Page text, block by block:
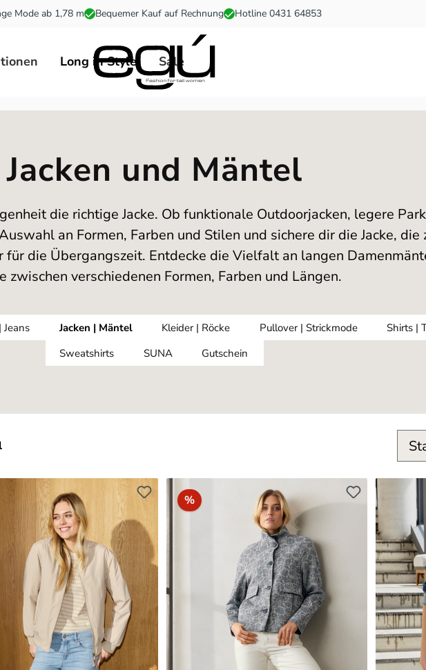
Mode ab 1,78 m Bequemer Kauf auf Rechnung Hotline 0431 64853
Long in Style Sale
Jacken und Mäntel
die richtige Jacke. Ob funktionale Outdoorjacken, legere
an Formen, Farben und Stilen und sichere dir die Jacke, die
die Übergangszeit. Entdecke die Vielfalt an langen
zwischen verschiedenen Formen, Farben und Längen.
Jeans Jacken | Mäntel Kleider | Röcke Pullover | Strickmode Shirts |
Sweatshirts
SUNA Gutschein
%Rabatt